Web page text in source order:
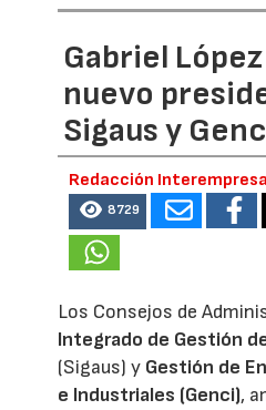
Gabriel
nuevo
Sigaus y
Redacción
8729
Los Consejos de
Integrado de Gestión
(Sigaus) y Gestión de
e Industriales (Genci),